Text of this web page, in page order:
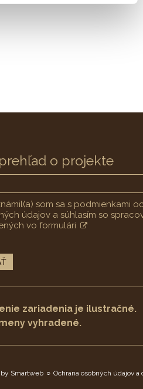
o projekte
som sa s podmienkami
údajov a súhlasím so
vo formulári
zariadenia je ilustračné.
vyhradené.
Smartweb ○ Ochrana osobných údajov a